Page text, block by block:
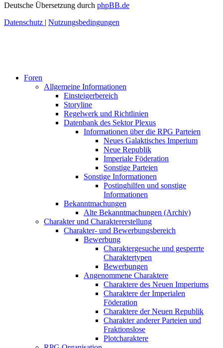
Deutsche Übersetzung durch phpBB.de
Datenschutz | Nutzungsbedingungen
Foren
Allgemeine Informationen
Einsteigerbereich
Storyline
Regelwerk und Richtlinien
Datenbank des Sektor Plexus
Informationen über die RPG Parteien
Neues Galaktisches Imperium
Neue Republik
Imperiale Föderation
Sonstige Parteien
Sonstige Informationen
Postinghilfen und sonstige
Informationen
Bekanntmachungen
Alte Bekanntmachungen (Archiv)
Charakter und Charaktererstellung
Charakter- und Bewerbungsbereich
Bewerbung
Charaktergesuche und gesperrte
Charaktertypen
Bewerbungen
Angenommene Charaktere
Charaktere des Neuen Imperiums
Charaktere der Imperialen
Föderation
Charaktere der Neuen Republik
Charakter anderer Parteien und
Fraktionslose
Plotcharaktere